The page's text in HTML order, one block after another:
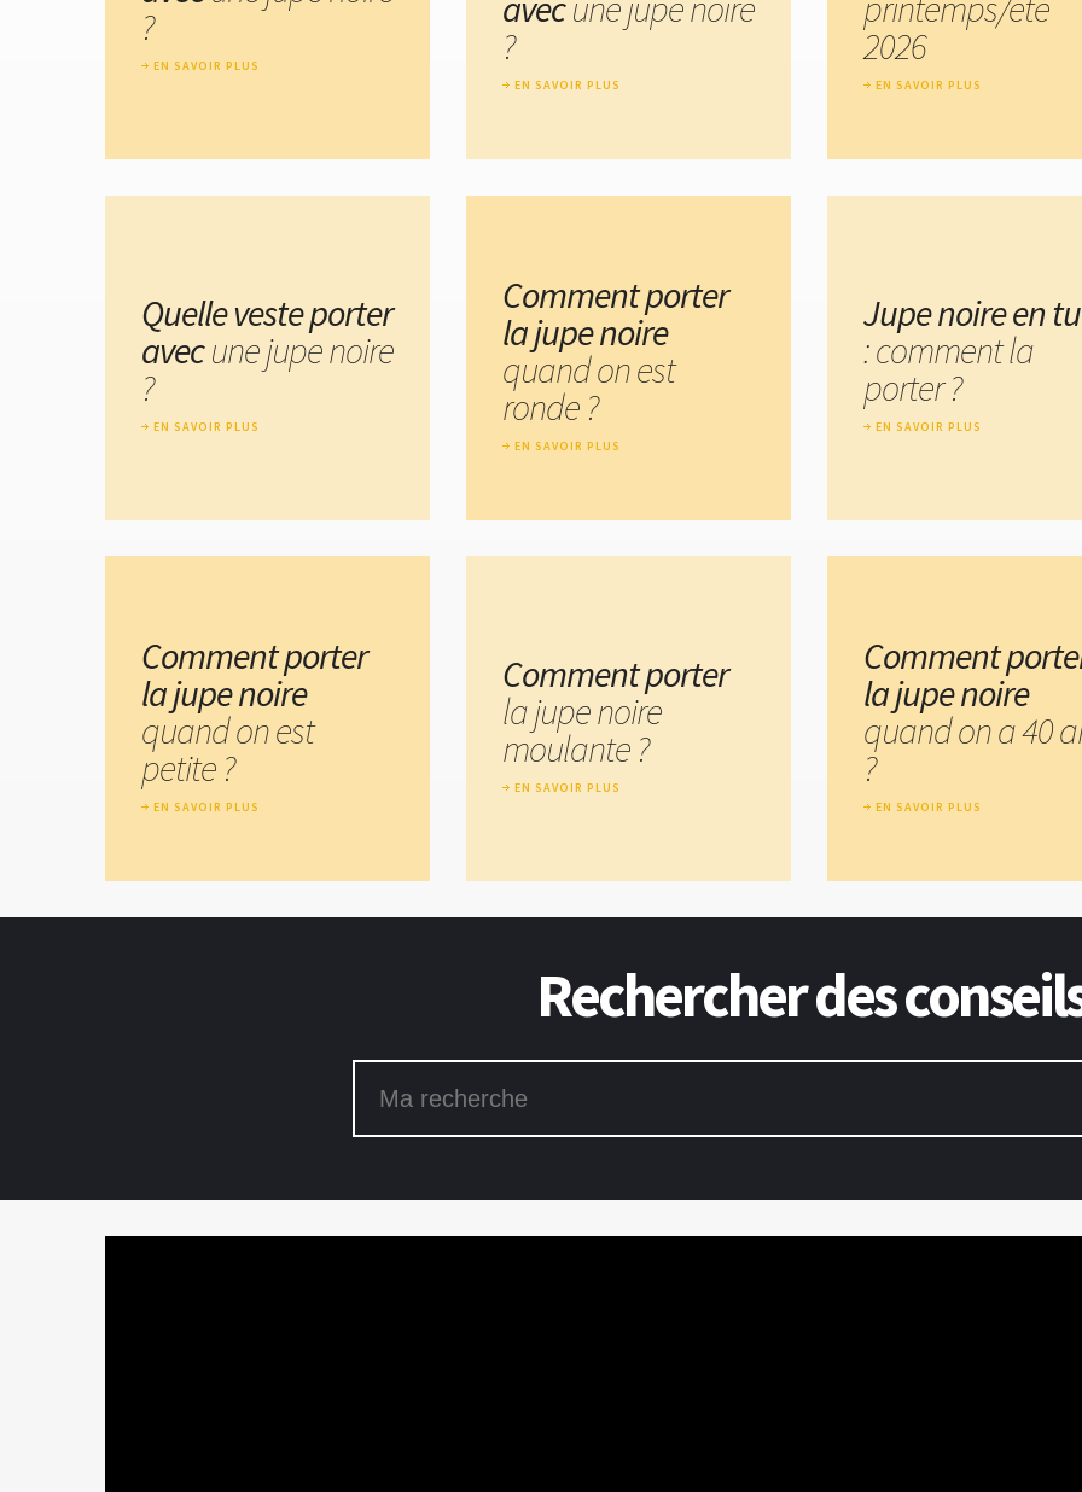
?
EN SAVOIR PLUS
?
EN SAVOIR PLUS
2026
EN SAVOIR PLUS
Quelle veste porter
avecune jupe noire
?
EN SAVOIR PLUS
Comment porter
la jupe noire
quand on est
ronde ?
EN SAVOIR PLUS
Jupe noire en
: comment la
porter ?
EN SAVOIR PLUS
Comment porter
la jupe noire
quand on est
petite ?
EN SAVOIR PLUS
Comment porter
la jupe noire
moulante ?
EN SAVOIR PLUS
Comment
la jupe noire
quand on a 40
?
EN SAVOIR PLUS
Rechercher des